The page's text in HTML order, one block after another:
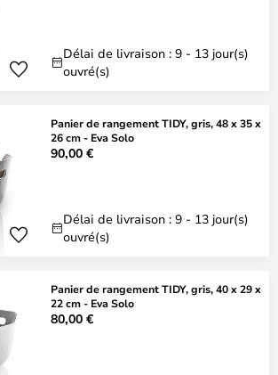
Délai de livraison : 9 - 13 jour(s)
ouvré(s)
Panier de rangement TIDY, gris, 48 x 35 x
26 cm - Eva Solo
90,00 €
Délai de livraison : 9 - 13 jour(s)
ouvré(s)
Panier de rangement TIDY, gris, 40 x 29 x
22 cm - Eva Solo
80,00 €